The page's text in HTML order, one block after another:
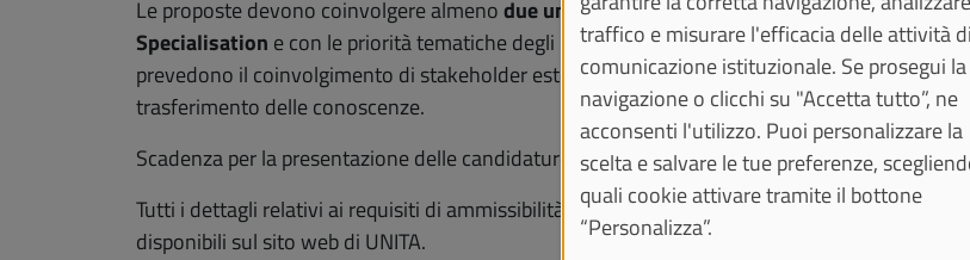
Le proposte devono coinvolgere almenodue università partner UNITA di Paesi diversie
Specialisation e con le priorità tematiche degli UNITA Research & Innovation Hubs.
prevedono il coinvolgimento di stakeholder esterni e presentano una chiara strategia
trasferimento delle conoscenze.
Scadenza per la presentazione delle candidature: 12 luglio 2026, ore 23.59.
Tutti i dettagli relativi ai requisiti di ammissibilità, alle modalità di candidatura, ai criteri di
disponibili sul sito web di UNITA.
traffico e misurare l'efficacia delle attività di
comunicazione istituzionale. Se prosegui la
navigazione o clicchi su "Accetta tutto”, ne
acconsenti l'utilizzo. Puoi personalizzare la
scelta e salvare le tue preferenze,
quali cookie attivare tramite il bottone
“Personalizza”.